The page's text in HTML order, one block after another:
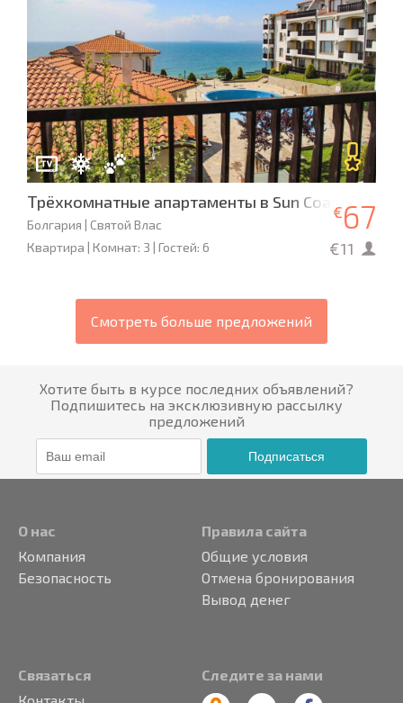
Трёхкомнатные апартаменты в Sun Coast
Болгария | Святой Влас
Квартира | Комнат: 3 | Гостей: 6
€67
€11
Смотреть больше предложений
Хотите быть в курсе последних объявлений?
Подпишитесь на эксклюзивную рассылку
предложений
Подписаться
О нас
Компания
Безопасность
Правила сайта
Общие условия
Отмена бронирования
Вывод денег
Связаться
Следите за нами